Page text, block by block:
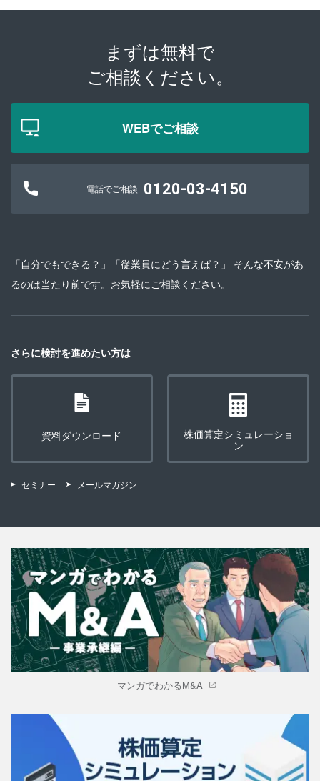
まずは無料で
ご相談ください。
WEBでご相談
電話でご相談 0120-03-4150
「自分でもできる？」「従業員にどう言えば？」 そんな不安があ
るのは当たり前です。お気軽にご相談ください。
さらに検討を進めたい方は
資料ダウンロード
株価算定シミュレーショ
ン
セミナー メールマガジン
マンガでわかるM&A